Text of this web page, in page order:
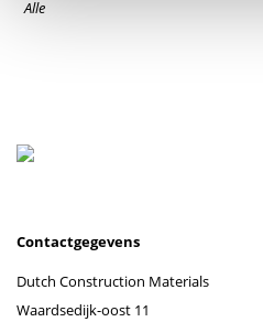
Alle
Contactgegevens
Dutch Construction Materials
Waardsedijk-oost 11